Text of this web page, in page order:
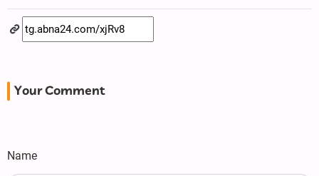
Your Comment
Name